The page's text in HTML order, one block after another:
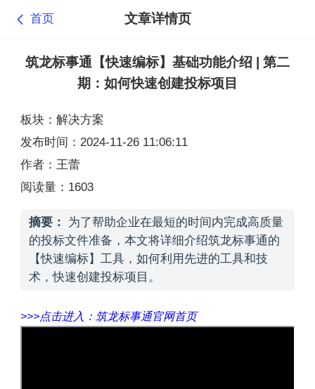
首页 文章详情页
筑龙标事通【快速编标】基础功能介绍 | 第二
期：如何快速创建投标项目
板块：解决方案
发布时间：2024-11-26 11:06:11
作者：王蕾
阅读量：1603
摘要：
为了帮助企业在最短的时间内完成高质量
的投标文件准备，本文将详细介绍筑龙标事通的
【快速编标】工具，如何利用先进的工具和技
术，快速创建投标项目。
>>>点击进入：筑龙标事通官网首页